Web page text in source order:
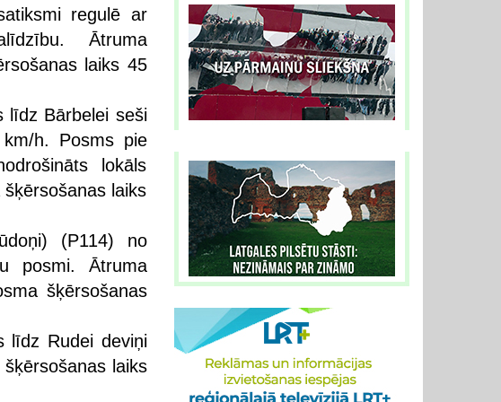
regulē ar
Ātruma
laiks 45
līdz Bārbelei seši
km/h. Posms pie
lokāls
laiks
(P114) no
posmi. Ātruma
šķērsošanas
līdz Rudei deviņi
laiks